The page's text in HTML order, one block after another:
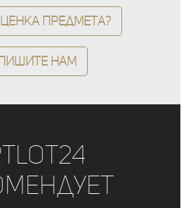
предмета?
нам